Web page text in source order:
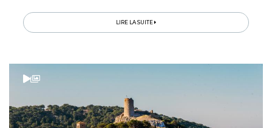
LIRE LA SUITE